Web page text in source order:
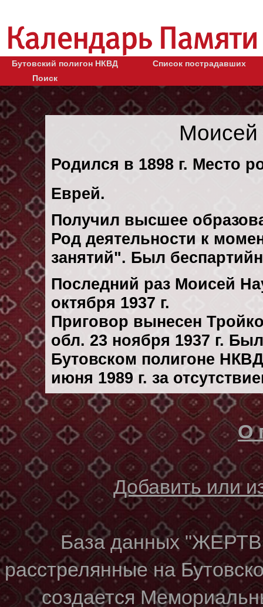
Бутовский полигон НКВД
Список пострадавших
Поиск
Моисей
Родился в 1898 г. Место
Еврей.
Получил высшее
Род деятельности к
занятий". Был
Последний раз Моисей
октября 1937 г.
Приговор вынесен
обл. 23 ноября 1937 г.
Бутовском полигоне
июня 1989 г. за
О
Добавить или
База данных
расстрелянные на
создается